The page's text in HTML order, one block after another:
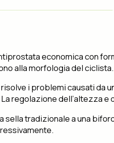
economica con
alla morfologia del ciclista.
i problemi causati da
regolazione dell’altezza
sella tradizionale a una